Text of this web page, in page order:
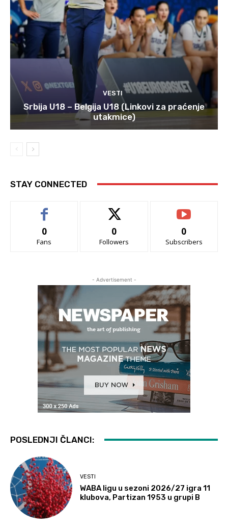
VESTI
Srbija U18 – Belgija U18 (Linkovi za praćenje
utakmice)
STAY CONNECTED
0
Fans
0
Followers
0
Subscribers
- Advertisement -
POSLEDNJI ČLANCI:
VESTI
WABA ligu u sezoni 2026/27 igra 11
klubova, Partizan 1953 u grupi B